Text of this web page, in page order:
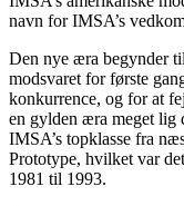
navn for IMSA’s
Den nye æra begynder
modsvaret for første
konkurrence, og for at
en gylden æra meget lig
IMSA’s topklasse fra
Prototype, hvilket var
1981 til 1993.